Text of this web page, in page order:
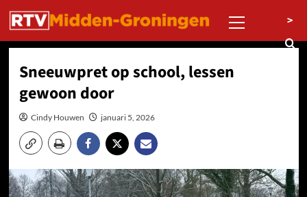
naar
inhoud
menu
>
Sneeuwpret op school, lessen
gewoon door
Cindy Houwen januari 5, 2026